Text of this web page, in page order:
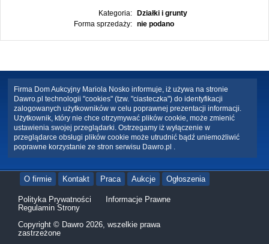
Kategoria:
Działki i grunty
Forma sprzedaży:
nie podano
Firma Dom Aukcyjny Mariola Nosko informuje, iż używa na stronie
Dawro.pl technologii "cookies" (tzw. "ciasteczka") do identyfikacji
zalogowanych użytkowników w celu poprawnej prezentacji informacji.
Użytkownik, który nie chce otrzymywać plików cookie, może zmienić
ustawienia swojej przeglądarki. Ostrzegamy iż wyłączenie w
przeglądarce obsługi plików cookie może utrudnić bądź uniemożliwić
poprawne korzystanie ze stron serwisu Dawro.pl .
O firmie Kontakt Praca Aukcje Ogłoszenia
Polityka Prywatności
Informacje Prawne
Regulamin Strony
Copyright © Dawro 2026, wszelkie prawa
zastrzeżone